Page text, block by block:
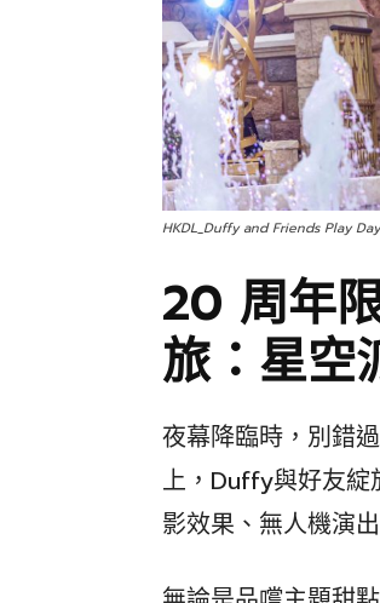
HKDL_Duffy and Friends Play
20 周年
旅：星空
夜幕降臨時，別錯
上，Duffy與好友綻
影效果、無人機演